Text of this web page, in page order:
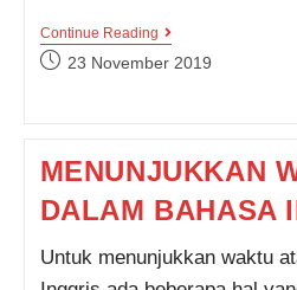
Continue ReadingKATA
DALAM
Post23 November 2019
MENUNJUKKAN
DALAM BAHASA
Untuk menunjukkan waktu